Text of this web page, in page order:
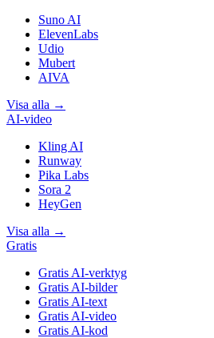
Suno AI
ElevenLabs
Udio
Mubert
AIVA
Visa alla →
AI-video
Kling AI
Runway
Pika Labs
Sora 2
HeyGen
Visa alla →
Gratis
Gratis AI-verktyg
Gratis AI-bilder
Gratis AI-text
Gratis AI-video
Gratis AI-kod